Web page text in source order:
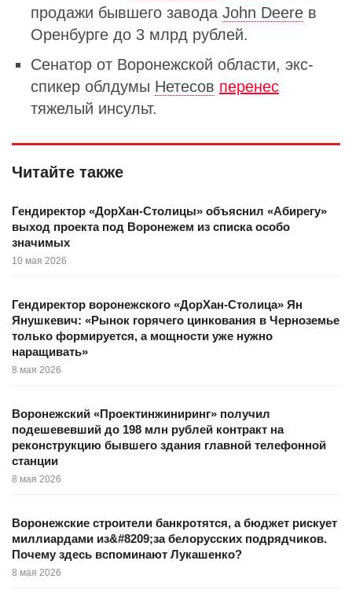
продажи бывшего завода John Deere в
Оренбурге до 3 млрд рублей.
Сенатор от Воронежской области, экс-
спикер облдумы Нетесов перенес
тяжелый инсульт.
Читайте также
Гендиректор «ДорХан-Столицы» объяснил «Абирегу»
выход проекта под Воронежем из списка особо
значимых
10 мая 2026
Гендиректор воронежского «ДорХан-Столица» Ян
Янушкевич: «Рынок горячего цинкования в Черноземье
только формируется, а мощности уже нужно
наращивать»
8 мая 2026
Воронежский «Проектинжиниринг» получил
подешевевший до 198 млн рублей контракт на
реконструкцию бывшего здания главной телефонной
станции
8 мая 2026
Воронежские строители банкротятся, а бюджет рискует
миллиардами из&#8209;за белорусских подрядчиков.
Почему здесь вспоминают Лукашенко?
8 мая 2026